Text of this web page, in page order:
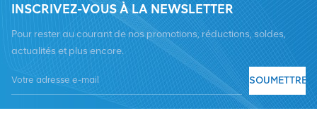
INSCRIVEZ-VOUS À LA NEWSLETTER
Pour rester au courant de nos promotions, réductions, soldes,
actualités et plus encore.
SOUMETTRE
Tél :+8619376997331